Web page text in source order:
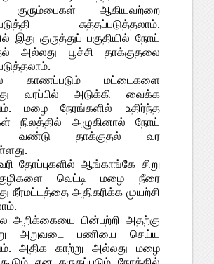
குரும்பைகள் ஆகியவற்றை
சுத்தப்படுத்தலாம்.
இது குருத்துப் பகுதியில் நோய்
அல்லது பூச்சி தாக்குதலை
காணப்படும் மட்டைகளை
வரப்பில் அடுக்கி வைக்க
மழை நேரங்களில் உதிர்ந்த
நிலத்தில் அழுகினால் நோய்
வண்டு தாக்குதல் வர
தோப்புகளில் ஆங்காங்கே சிறு
வெட்டி மழை நீரை
நீர்மட்டத்தை அதிகரிக்க முயற்சி
அறிக்கையை பின்பற்றி அதற்கு
அறுவடை பணியை செய்ய
அதிக காற்று அல்லது மழை